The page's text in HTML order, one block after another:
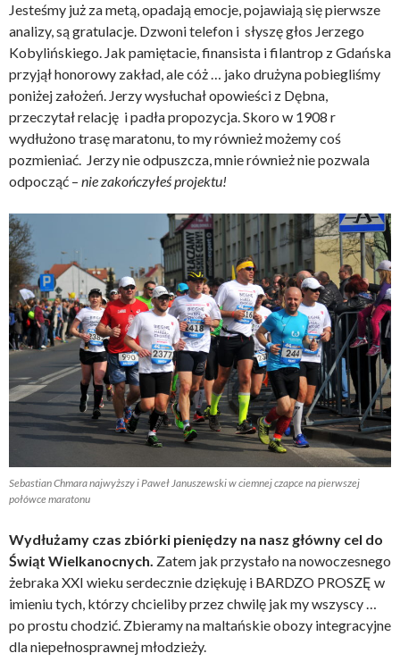
Jesteśmy już za metą, opadają emocje, pojawiają się pierwsze
analizy, są gratulacje. Dzwoni telefon i słyszę głos Jerzego
Kobylińskiego. Jak pamiętacie, finansista i filantrop z Gdańska
przyjął honorowy zakład, ale cóż … jako drużyna pobiegliśmy
poniżej założeń. Jerzy wysłuchał opowieści z Dębna,
przeczytał relację i padła propozycja. Skoro w 1908 r
wydłużono trasę maratonu, to my również możemy coś
pozmieniać. Jerzy nie odpuszcza, mnie również nie pozwala
odpocząć – nie zakończyłeś projektu!
Sebastian Chmara najwyższy i Paweł Januszewski w ciemnej czapce na pierwszej
połówce maratonu
Wydłużamy czas zbiórki pieniędzy na nasz główny cel do
Świąt Wielkanocnych. Zatem jak przystało na nowoczesnego
żebraka XXI wieku serdecznie dziękuję i BARDZO PROSZĘ w
imieniu tych, którzy chcieliby przez chwilę jak my wszyscy …
po prostu chodzić. Zbieramy na maltańskie obozy integracyjne
dla niepełnosprawnej młodzieży.